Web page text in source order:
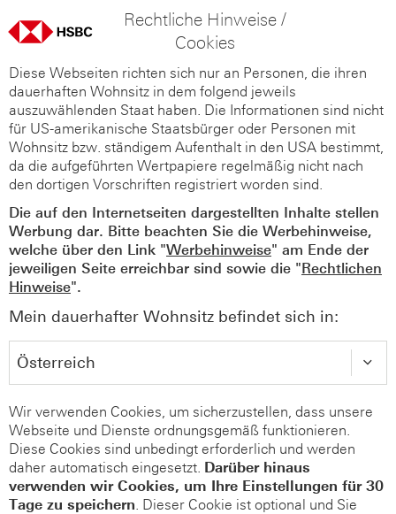
Rechtliche Hinweise /
Cookies
Diese Webseiten richten sich nur an Personen, die ihren
dauerhaften Wohnsitz in dem folgend jeweils
auszuwählenden Staat haben. Die Informationen sind nicht
für US-amerikanische Staatsbürger oder Personen mit
Wohnsitz bzw. ständigem Aufenthalt in den USA bestimmt,
da die aufgeführten Wertpapiere regelmäßig nicht nach
den dortigen Vorschriften registriert worden sind.
Die auf den Internetseiten dargestellten Inhalte stellen
Werbung dar. Bitte beachten Sie die Werbehinweise,
welche über den Link "Werbehinweise" am Ende der
jeweiligen Seite erreichbar sind sowie die "Rechtlichen
Hinweise".
Mein dauerhafter Wohnsitz befindet sich in:
Wir verwenden Cookies, um sicherzustellen, dass unsere
Webseite und Dienste ordnungsgemäß funktionieren.
Diese Cookies sind unbedingt erforderlich und werden
daher automatisch eingesetzt. Darüber hinaus
verwenden wir Cookies, um Ihre Einstellungen für 30
Tage zu speichern. Dieser Cookie ist optional und Sie